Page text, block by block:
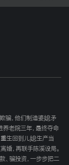
骗，他们制造婆媳矛
养老院三年，最终夺命
重生回到儿媳生产当
婚，再联手陈溪设局。
、骗投资，一步步把二